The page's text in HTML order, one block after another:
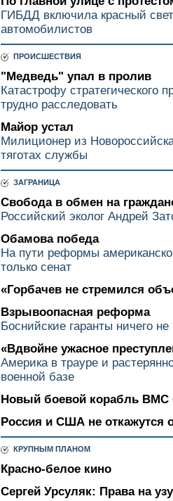
ГИБДД включила красный
автомобилистов
ПРОИСШЕСТВИЯ
"Медведь" упал в пролив
Катастрофу стратегического
трудно расследовать
Майор устал
Милиционер из
тяготах службы
ЗАГРАНИЦА
Свобода в обмен на
Российский эколог Андрей
Обамова победа
На пути реформы
только сенат
«Горбачев не стремился
Взрывоопасная реформа
Боснийские гаранты ничего не
«Вдвойне ужасное
Америка в трауре и
военной базе
Новый боевой корабль
Россия и США не откажутся
КРУПНЫМ ПЛАНОМ
Красно-белое кино
Сергей Урсуляк: Права на